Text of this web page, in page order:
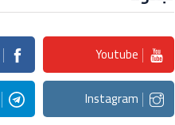
Youtube
Instagram